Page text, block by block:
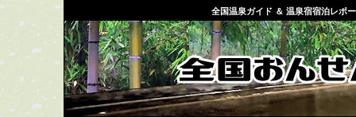
全国温泉ガイド ＆ 温泉宿宿泊レポ